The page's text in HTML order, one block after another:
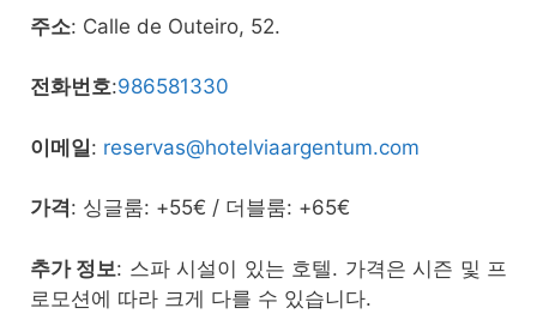
주소: Calle de Outeiro, 52.
전화번호:986581330
이메일: reservas@hotelviaargentum.com
가격 : 싱글룸: +55€ / 더블룸: +65€
추가 정보: 스파 시설이 있는 호텔. 가격은 시즌 및 프
로모션에 따라 크게 다를 수 있습니다.